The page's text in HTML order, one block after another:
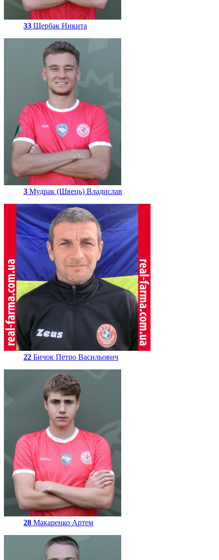
33 Щербак Никита
3 Мудрак (Швець) Владислав
22 Бичок Петро Васильович
28 Макаренко Артем